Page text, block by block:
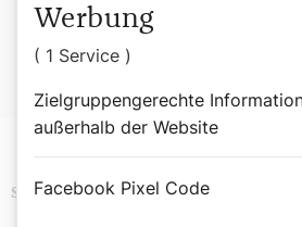
Besonderheiten, ihren Erlebnissen
Erkennungsmerkmalen.
Schlagwörter Bibel
Werbung
( 1 Service )
Zielgruppengerechte
außerhalb der Website
Facebook Pixel Code